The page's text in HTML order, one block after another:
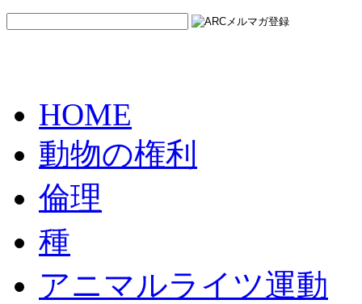
HOME
動物の権利
倫理
種
アニマルライツ運動